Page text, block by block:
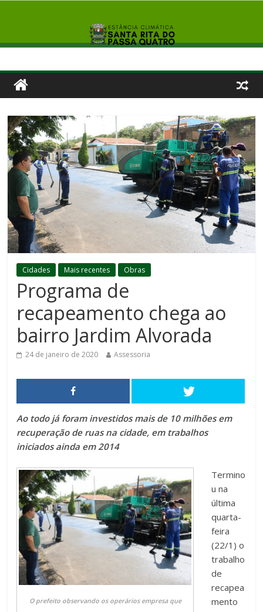
Cidades Mais recentes Obras
Programa de
recapeamento chega ao
bairro Jardim Alvorada
24 de janeiro de 2020 Assessoria
Ao todo já foram investidos mais de 10 milhões em
recuperação de ruas na cidade, em trabalhos
iniciados ainda em 2014
O prefeito observando os operários empresa que
Termino
u na
última
quarta-
feira
(22/1) o
trabalho
de
recapea
mento